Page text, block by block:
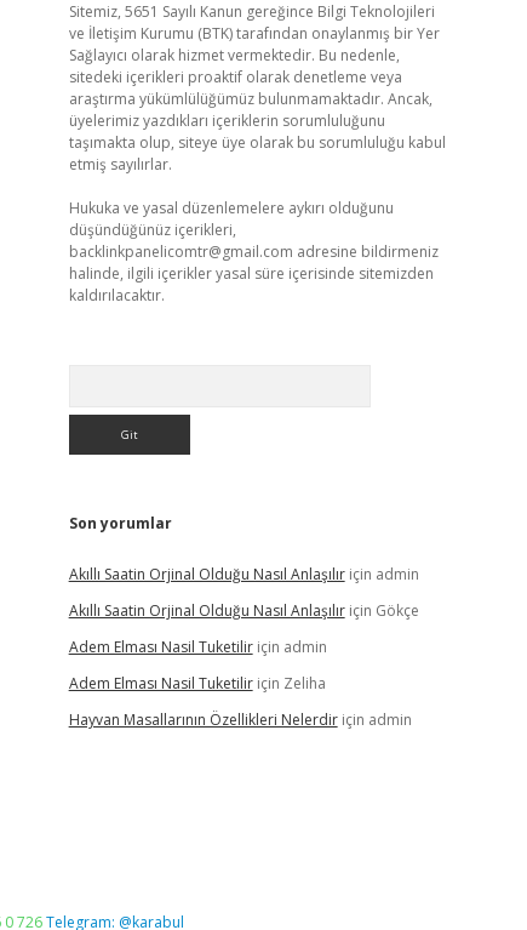
Sitemiz, 5651 Sayılı Kanun gereğince Bilgi Teknolojileri
ve İletişim Kurumu (BTK) tarafından onaylanmış bir Yer
Sağlayıcı olarak hizmet vermektedir. Bu nedenle,
sitedeki içerikleri proaktif olarak denetleme veya
araştırma yükümlülüğümüz bulunmamaktadır. Ancak,
üyelerimiz yazdıkları içeriklerin sorumluluğunu
taşımakta olup, siteye üye olarak bu sorumluluğu kabul
etmiş sayılırlar.
Hukuka ve yasal düzenlemelere aykırı olduğunu
düşündüğünüz içerikleri,
backlinkpanelicomtr@gmail.com adresine bildirmeniz
halinde, ilgili içerikler yasal süre içerisinde sitemizden
kaldırılacaktır.
Son yorumlar
Akıllı Saatin Orjinal Olduğu Nasıl Anlaşılıriçin admin
Akıllı Saatin Orjinal Olduğu Nasıl Anlaşılıriçin Gökçe
Adem Elması Nasil Tuketiliriçin admin
Adem Elması Nasil Tuketiliriçin Zeliha
Hayvan Masallarının Özellikleri Nelerdiriçin admin
0 726Telegram: @karabul